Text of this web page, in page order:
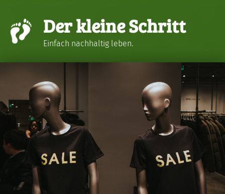
Der kleine Schritt
Einfach nachhaltig leben.